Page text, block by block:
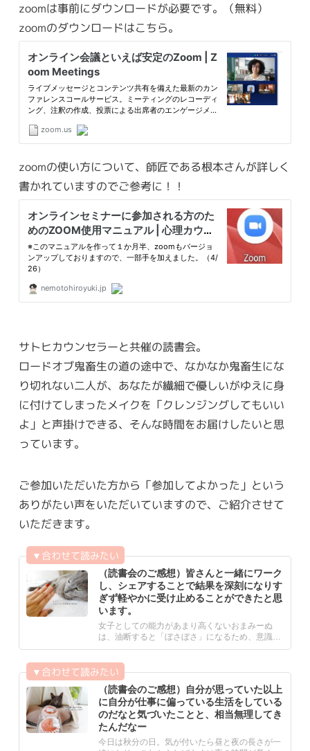
zoomは事前にダウンロードが必要です。（無料）
zoomのダウンロードはこちら。
zoomの使い方について、師匠である根本さんが詳しく
書かれていますのでご参考に！！
サトヒカウンセラーと共催の読書会。
ロードオブ鬼畜生の道の途中で、なかなか鬼畜生にな
り切れない二人が、あなたが繊細で優しいがゆえに身
に付けてしまったメイクを「クレンジングしてもいい
よ」と声掛けできる、そんな時間をお届けしたいと思
っています。
ご参加いただいた方から「参加してよかった」という
ありがたい声をいただいていますので、ご紹介させて
いただきます。
（読書会のご感想）皆さんと一緒にワーク
し、シェアすることで結果を深刻になりす
ぎず軽やかに受け止めることができたと思
います。
女子としての能力があまり高くないおまみーぬ
は、油断すると「ぼさぼさ」になるため、意識し
てネイルをするようにして.....
（読書会のご感想）自分が思っていた以上
に自分が仕事に偏っている生活をしている
のだなと気づいたことと、相当無理してき
たんだなー
今日は秋分の日。気が付いたら昼と夜の長さが一